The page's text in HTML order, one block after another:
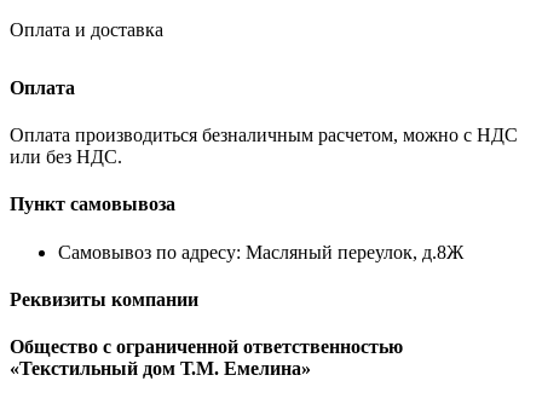
Оплата и доставка
Оплата
Оплата производиться безналичным расчетом, можно с НДС
или без НДС.
Пункт самовывоза
Самовывоз по адресу: Масляный переулок, д.8Ж
Реквизиты компании
Общество с ограниченной ответственностью
«Текстильный дом Т.М. Емелина»